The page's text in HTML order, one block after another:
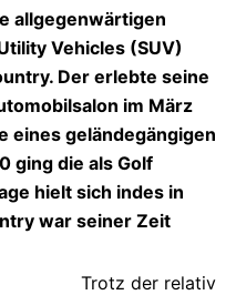
allgegenwärtigen
Vehicles (SUV)
Der erlebte seine
im März
eines geländegängigen
ging die als Golf
hielt sich indes in
war seiner Zeit
Trotz der relativ